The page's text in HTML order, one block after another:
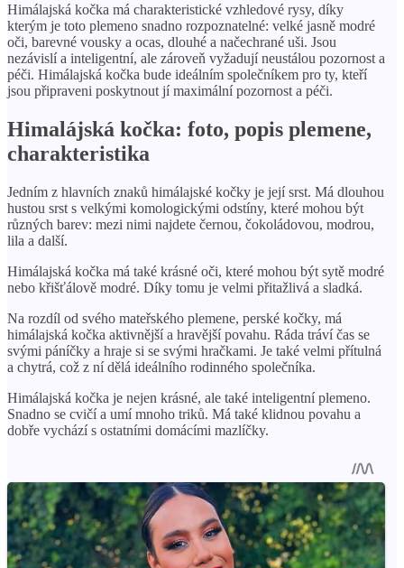
Himálajská kočka má charakteristické vzhledové rysy, díky
kterým je toto plemeno snadno rozpoznatelné: velké jasně modré
oči, barevné vousky a ocas, dlouhé a načechrané uši. Jsou
nezávislí a inteligentní, ale zároveň vyžadují neustálou pozornost a
péči. Himálajská kočka bude ideálním společníkem pro ty, kteří
jsou připraveni poskytnout jí maximální pozornost a péči.
Himalájská kočka: foto, popis plemene,
charakteristika
Jedním z hlavních znaků himálajské kočky je její srst. Má dlouhou
hustou srst s velkými komologickými odstíny, které mohou být
různých barev: mezi nimi najdete černou, čokoládovou, modrou,
lila a další.
Himálajská kočka má také krásné oči, které mohou být sytě modré
nebo křišťálově modré. Díky tomu je velmi přitažlivá a sladká.
Na rozdíl od svého mateřského plemene, perské kočky, má
himálajská kočka aktivnější a hravější povahu. Ráda tráví čas se
svými páníčky a hraje si se svými hračkami. Je také velmi přítulná
a chytrá, což z ní dělá ideálního rodinného společníka.
Himálajská kočka je nejen krásné, ale také inteligentní plemeno.
Snadno se cvičí a umí mnoho triků. Má také klidnou povahu a
dobře vychází s ostatními domácími mazlíčky.